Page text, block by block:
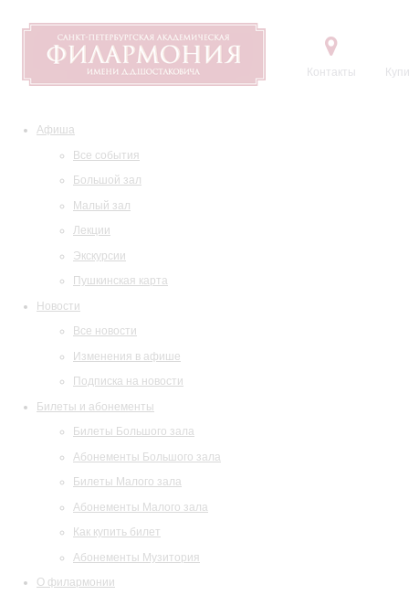
Контакты
Афиша
Все события
Большой зал
Малый зал
Лекции
Экскурсии
Пушкинская карта
Новости
Все новости
Изменения в афише
Подписка на новости
Билеты и абонементы
Билеты Большого зала
Абонементы Большого зала
Билеты Малого зала
Абонементы Малого зала
Как купить билет
Абонементы Музитория
О филармонии